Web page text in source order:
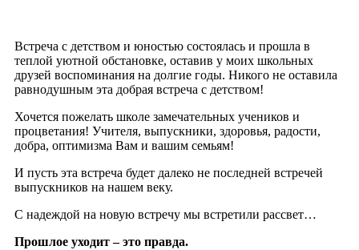
Встреча с детством и юностью состоялась и прошла в
теплой уютной обстановке, оставив у моих школьных
друзей воспоминания на долгие годы. Никого не оставила
равнодушным эта добрая встреча с детством!
Хочется пожелать школе замечательных учеников и
процветания! Учителя, выпускники, здоровья, радости,
добра, оптимизма Вам и вашим семьям!
И пусть эта встреча будет далеко не последней встречей
выпускников на нашем веку.
С надеждой на новую встречу мы встретили рассвет…
Прошлое уходит – это правда.